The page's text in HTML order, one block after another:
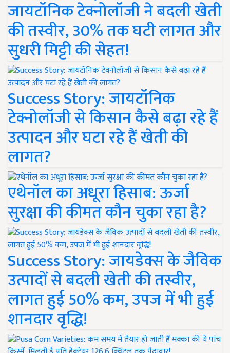
जायटॉनिक टेक्नोलॉजी ने बदली खेती
की तस्वीर, 30% तक घटी लागत और
सुधरी मिट्टी की सेहत!
Success Story: जायटॉनिक
टेक्नोलॉजी से किसान कैसे बढ़ा रहे हैं
उत्पादन और घटा रहे हैं खेती की
लागत?
एथेनॉल का अधूरा हिसाब: ऊर्जा
सुरक्षा की कीमत कौन चुका रहा है?
Success Story: जायडेक्स के जैविक
उत्पादों से बदली खेती की तस्वीर,
लागत हुई 50% कम, उपज में भी हुई
शानदार वृद्धि!